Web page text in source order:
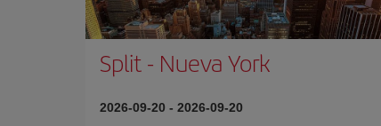
Split- Nueva York
2026-09-20 - 2026-09-20